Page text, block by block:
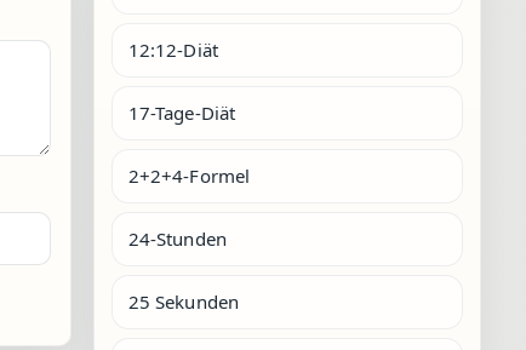
12:12-Diät
17-Tage-Diät
2+2+4-Formel
24-Stunden
25 Sekunden